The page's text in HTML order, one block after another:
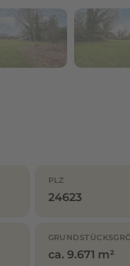
PLZ
24623
ca. 9.671 m²